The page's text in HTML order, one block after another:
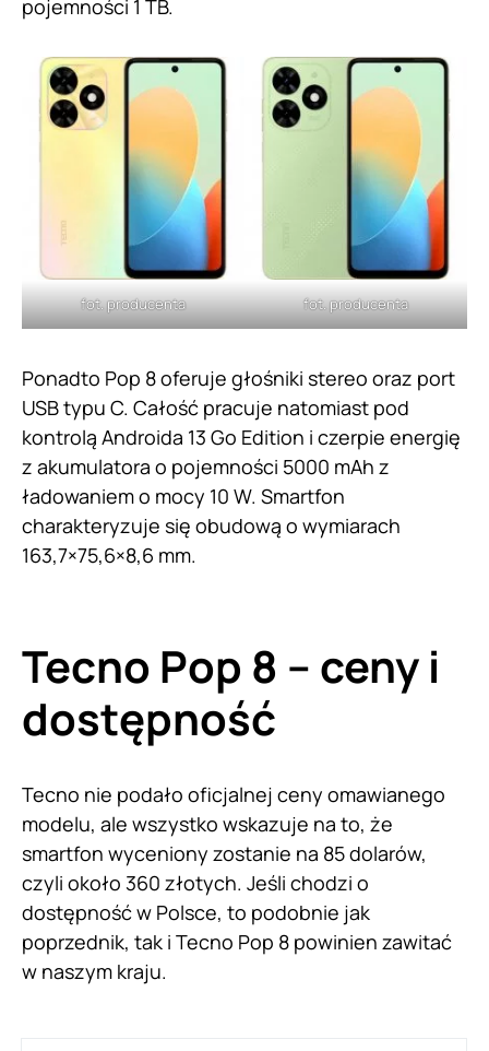
pojemności 1 TB.
fot. producenta fot. producenta
Ponadto Pop 8 oferuje głośniki stereo oraz port
USB typu C. Całość pracuje natomiast pod
kontrolą Androida 13 Go Edition i czerpie energię
z akumulatora o pojemności 5000 mAh z
ładowaniem o mocy 10 W. Smartfon
charakteryzuje się obudową o wymiarach
163,7×75,6×8,6 mm.
Tecno Pop 8 – ceny i
dostępność
Tecno nie podało oficjalnej ceny omawianego
modelu, ale wszystko wskazuje na to, że
smartfon wyceniony zostanie na 85 dolarów,
czyli około 360 złotych. Jeśli chodzi o
dostępność w Polsce, to podobnie jak
poprzednik, tak i Tecno Pop 8 powinien zawitać
w naszym kraju.